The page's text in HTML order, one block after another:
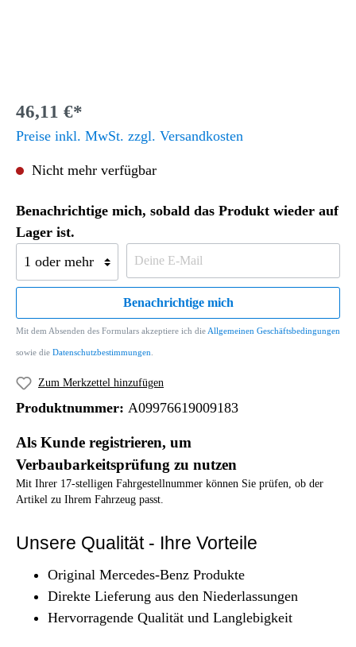
46,11 €*
Preise inkl. MwSt. zzgl. Versandkosten
Nicht mehr verfügbar
Benachrichtige mich, sobald das Produkt wieder auf
Lager ist.
Benachrichtige mich
Mit dem Absenden des Formulars akzeptiere ich die Allgemeinen Geschäftsbedingungen
sowie die Datenschutzbestimmungen
Zum Merkzettel hinzufügen
Produktnummer: A09976619009183
Als Kunde registrieren, um
Verbaubarkeitsprüfung zu nutzen
Mit Ihrer 17-stelligen Fahrgestellnummer können Sie prüfen, ob der
Artikel zu Ihrem Fahrzeug passt.
Unsere Qualität - Ihre Vorteile
Original Mercedes-Benz Produkte
Direkte Lieferung aus den Niederlassungen
Hervorragende Qualität und Langlebigkeit